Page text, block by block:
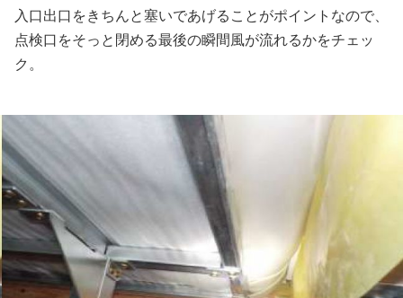
入口出口をきちんと塞いであげることがポイントなので、
点検口をそっと閉める最後の瞬間風が流れるかをチェッ
ク。